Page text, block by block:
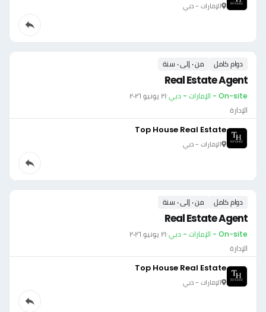
الإمارات - دبي
دوام كامل من ٠ إلى ٠ سنة
Real Estate Agent
On-site - الإمارات - دبي ·٢١ يونيو ٢٠٢٦
الإدارة
Top House Real Estate
الإمارات - دبي
دوام كامل من ٠ إلى ٠ سنة
Real Estate Agent
On-site - الإمارات - دبي ·٢١ يونيو ٢٠٢٦
الإدارة
Top House Real Estate
الإمارات - دبي